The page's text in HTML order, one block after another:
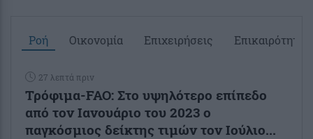
Ροή Οικονομία Επιχειρήσεις Επικαιρότητα
27 λεπτά πριν
Τρόφιμα-FAO: Στο υψηλότερο επίπεδο
από τον Ιανουάριο του 2023 o
παγκόσμιος δείκτης τιμών τον Ιούλιο...